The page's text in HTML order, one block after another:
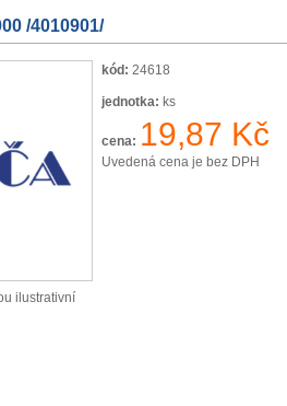
/4010901/
ilustrativní
kód: 24618
jednotka: ks
cena: 19,87 Kč
Uvedená cena je bez DPH